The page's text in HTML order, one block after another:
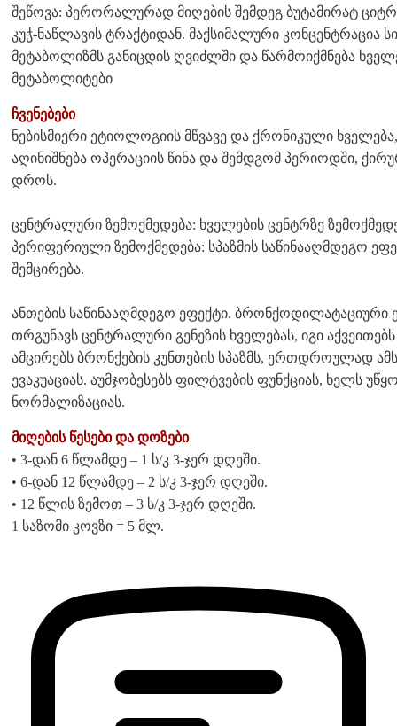
შეწოვა: პერორალურად მიღების შემდეგ ბუტამირატ
კუჭ-ნაწლავის ტრაქტიდან. მაქსიმალური კონცენტრაცია
მეტაბოლიზმს განიცდის ღვიძლში და წარმოიქმნება
მეტაბოლიტები
ჩვენებები
ნებისმიერი ეტიოლოგიის მწვავე და ქრონიკული
აღინიშნება ოპერაციის წინა და შემდგომ პერიოდში,
დროს.
ცენტრალური ზემოქმედება: ხველების ცენტრზე
პერიფერიული ზემოქმედება: სპაზმის საწინააღმდეგო
შემცირება.
ანთების საწინააღმდეგო ეფექტი. ბრონქოდილატაციური
თრგუნავს ცენტრალური გენეზის ხველებას, იგი
ამცირებს ბრონქების კუნთების სპაზმს, ერთდროულად
ევაკუაციას. აუმჯობესებს ფილტვების ფუნქციას, ხელს
ნორმალიზაციას.
მიღების წესები და დოზები
• 3-დან 6 წლამდე – 1 ს/კ 3-ჯერ დღეში.
• 6-დან 12 წლამდე – 2 ს/კ 3-ჯერ დღეში.
• 12 წლის ზემოთ – 3 ს/კ 3-ჯერ დღეში.
1 საზომი კოვზი = 5 მლ.